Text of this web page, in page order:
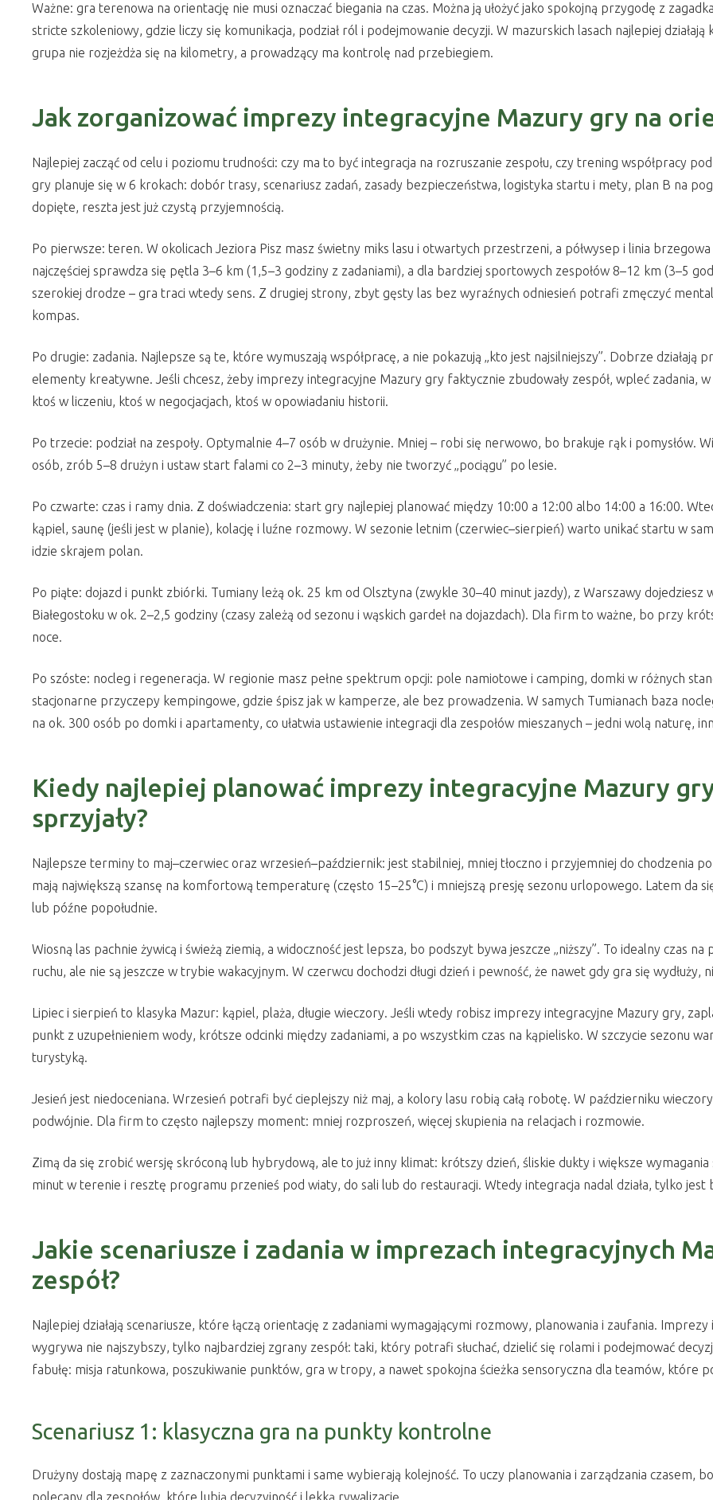
Ważne: gra terenowa na orientację nie musi oznaczać biegania na czas. Można ją ułożyć jako spokojną przygodę z
stricte szkoleniowy, gdzie liczy się komunikacja, podział ról i podejmowanie decyzji. W mazurskich lasach najlepiej
grupa nie rozjeżdża się na kilometry, a prowadzący ma kontrolę nad przebiegiem.
Jak zorganizować imprezy integracyjne Mazury gry na
Najlepiej zacząć od celu i poziomu trudności: czy ma to być integracja na rozruszanie zespołu, czy trening współpracy
gry planuje się w 6 krokach: dobór trasy, scenariusz zadań, zasady bezpieczeństwa, logistyka startu i mety, plan B na
dopięte, reszta jest już czystą przyjemnością.
Po pierwsze: teren. W okolicach Jeziora Pisz masz świetny miks lasu i otwartych przestrzeni, a półwysep i linia
najczęściej sprawdza się pętla 3–6 km (1,5–3 godziny z zadaniami), a dla bardziej sportowych zespołów 8–12 km (3–5
szerokiej drodze – gra traci wtedy sens. Z drugiej strony, zbyt gęsty las bez wyraźnych odniesień potrafi zmęczyć
kompas.
Po drugie: zadania. Najlepsze są te, które wymuszają współpracę, a nie pokazują „kto jest najsilniejszy”. Dobrze działają
elementy kreatywne. Jeśli chcesz, żeby imprezy integracyjne Mazury gry faktycznie zbudowały zespół, wpleć zadania,
ktoś w liczeniu, ktoś w negocjacjach, ktoś w opowiadaniu historii.
Po trzecie: podział na zespoły. Optymalnie 4–7 osób w drużynie. Mniej – robi się nerwowo, bo brakuje rąk i pomysłów.
osób, zrób 5–8 drużyn i ustaw start falami co 2–3 minuty, żeby nie tworzyć „pociągu” po lesie.
Po czwarte: czas i ramy dnia. Z doświadczenia: start gry najlepiej planować między 10:00 a 12:00 albo 14:00 a 16:00.
kąpiel, saunę (jeśli jest w planie), kolację i luźne rozmowy. W sezonie letnim (czerwiec–sierpień) warto unikać startu w
idzie skrajem polan.
Po piąte: dojazd i punkt zbiórki. Tumiany leżą ok. 25 km od Olsztyna (zwykle 30–40 minut jazdy), z Warszawy dojedziesz
Białegostoku w ok. 2–2,5 godziny (czasy zależą od sezonu i wąskich gardeł na dojazdach). Dla firm to ważne, bo przy
noce.
Po szóste: nocleg i regeneracja. W regionie masz pełne spektrum opcji: pole namiotowe i camping, domki w różnych
stacjonarne przyczepy kempingowe, gdzie śpisz jak w kamperze, ale bez prowadzenia. W samych Tumianach baza
na ok. 300 osób po domki i apartamenty, co ułatwia ustawienie integracji dla zespołów mieszanych – jedni wolą naturę,
Kiedy najlepiej planować imprezy integracyjne Mazury
sprzyjały?
Najlepsze terminy to maj–czerwiec oraz wrzesień–październik: jest stabilniej, mniej tłoczno i przyjemniej do chodzenia
mają największą szansę na komfortową temperaturę (często 15–25°C) i mniejszą presję sezonu urlopowego. Latem da
lub późne popołudnie.
Wiosną las pachnie żywicą i świeżą ziemią, a widoczność jest lepsza, bo podszyt bywa jeszcze „niższy”. To idealny czas
ruchu, ale nie są jeszcze w trybie wakacyjnym. W czerwcu dochodzi długi dzień i pewność, że nawet gdy gra się wydłuży,
Lipiec i sierpień to klasyka Mazur: kąpiel, plaża, długie wieczory. Jeśli wtedy robisz imprezy integracyjne Mazury gry,
punkt z uzupełnieniem wody, krótsze odcinki między zadaniami, a po wszystkim czas na kąpielisko. W szczycie sezonu
turystyką.
Jesień jest niedoceniana. Wrzesień potrafi być cieplejszy niż maj, a kolory lasu robią całą robotę. W październiku
podwójnie. Dla firm to często najlepszy moment: mniej rozproszeń, więcej skupienia na relacjach i rozmowie.
Zimą da się zrobić wersję skróconą lub hybrydową, ale to już inny klimat: krótszy dzień, śliskie dukty i większe
minut w terenie i resztę programu przenieś pod wiaty, do sali lub do restauracji. Wtedy integracja nadal działa, tylko jest
Jakie scenariusze i zadania w imprezach integracyjnych
zespół?
Najlepiej działają scenariusze, które łączą orientację z zadaniami wymagającymi rozmowy, planowania i zaufania.
wygrywa nie najszybszy, tylko najbardziej zgrany zespół: taki, który potrafi słuchać, dzielić się rolami i podejmować
fabułę: misja ratunkowa, poszukiwanie punktów, gra w tropy, a nawet spokojna ścieżka sensoryczna dla teamów, które
Scenariusz 1: klasyczna gra na punkty kontrolne
Drużyny dostają mapę z zaznaczonymi punktami i same wybierają kolejność. To uczy planowania i zarządzania czasem,
polecany dla zespołów, które lubią decyzyjność i lekką rywalizację.